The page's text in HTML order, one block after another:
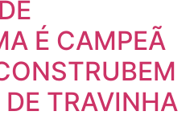
É CAMPEÃ
TRAVINHA